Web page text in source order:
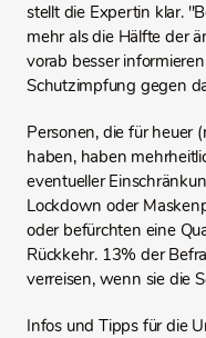
stellt die Expertin klar.
mehr als die Hälfte der
vorab besser
Schutzimpfung gegen
Personen, die für heuer
haben, haben
eventueller
Lockdown oder
oder befürchten eine
Rückkehr. 13% der
verreisen, wenn sie die
Infos und Tipps für die